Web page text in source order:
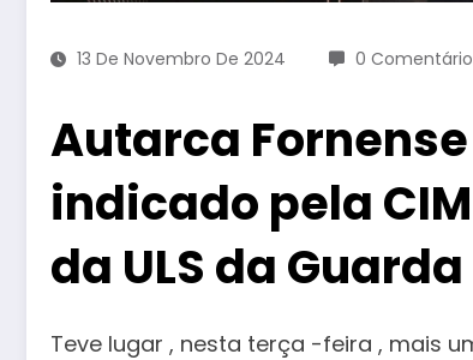
13 De Novembro De 2024 0
Autarca
indicado pela
da ULS da Guarda
Teve lugar , nesta terça -feira , mais